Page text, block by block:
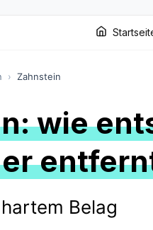
› Zahnstein
wie
Belag